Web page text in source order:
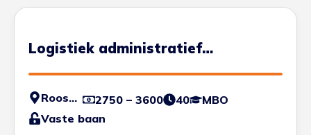
Logistiek administratief
medewerker
Roosendaal 2750 – 3600 40
MBO
Vaste baan